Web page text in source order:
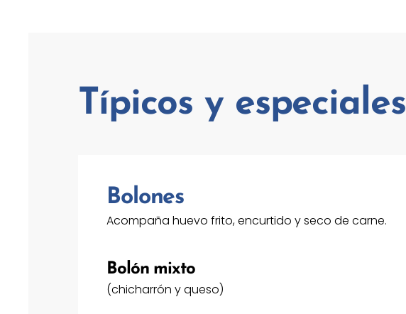
Típicos y especiales
Bolones
Acompaña huevo frito, encurtido y seco de carne.
Bolón mixto
(chicharrón y queso)